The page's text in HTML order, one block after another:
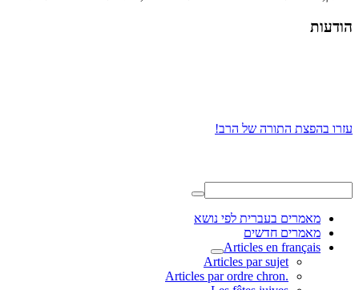
הודעות
עזרו בהפצת התורה של הרב!
מאמרים בעברית לפי נושא
מאמרים חדשים
Articles en français
Articles par sujet
.Articles par ordre chron